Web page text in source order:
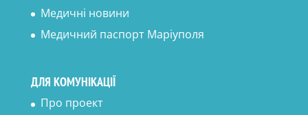
Медичні новини
Медичний паспорт Маріуполя
ДЛЯ КОМУНІКАЦІЇ
Про проект